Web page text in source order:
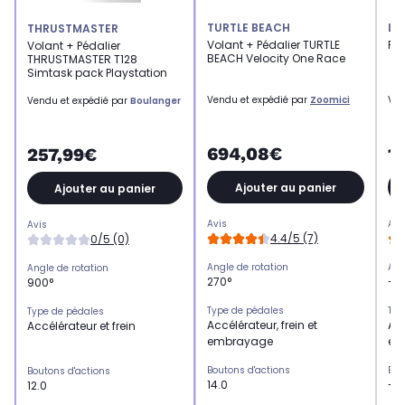
THRUSTMASTER
Volant + Pédalier
THRUSTMASTER T128
Simtask pack Playstation
Vendu et expédié par Boulanger
257,99€
Ajouter au panier
Avis
0/5 (0)
Angle de rotation
900°
Type de pédales
Accélérateur et frein
Boutons d'actions
12.0
TURTLE BEACH
Volant + Pédalier TURTLE
BEACH Velocity One Race
Vendu et expédié par Zoomici
694,08€
Ajouter au panier
Avis
4.4/5 (7)
Angle de rotation
270°
Type de pédales
Accélérateur, frein et
embrayage
Boutons d'actions
14.0
-
-